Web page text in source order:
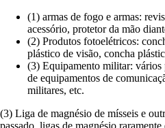
(1) armas de fogo e armas:
acessório, protetor da mão
(2) Produtos fotoelétricos:
plástico de visão, concha
(3) Equipamento militar: vários
de equipamentos de
militares, etc.
(3) Liga de magnésio de mísseis e
passado, ligas de magnésio